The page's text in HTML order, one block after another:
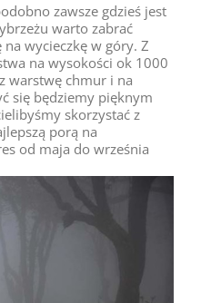
zawsze gdzieś jest
warto zabrać
wycieczkę w góry. Z
na wysokości ok 1000
warstwę chmur i na
się będziemy pięknym
skorzystać z
porą na
od maja do września